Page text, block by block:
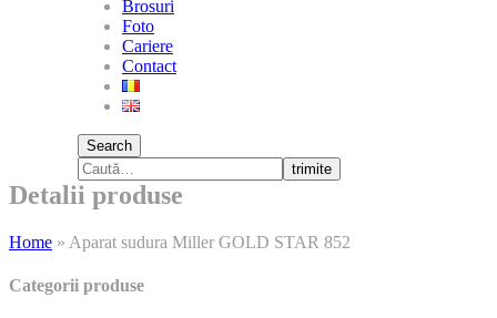
Brosuri
Foto
Cariere
Contact
Search
trimite
Detalii produse
Home » Aparat sudura Miller GOLD STAR 852
Categorii produse